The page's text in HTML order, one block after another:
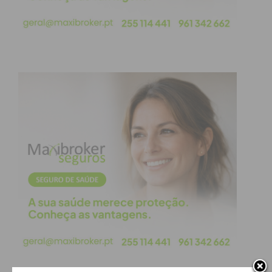
pelo treinador Nandinho vira agora agulhas para o
O calendário oficial da Federação Portuguesa de
Futebol para esta 3.ª Fase (Apuramento de
Campeão) já definiu os próximos passos da prova
FC Paços de Ferreira Futsal
contará ainda com as equipas da
AR Amarense
(Batalha)eCF Sassoeiros (Carcavelos)
Jornada 1 (16/05):
Amarense (Casa)
Jornada 2 (23/05):CF Sassoeiros vs FC Paços
de Ferreira (Fora)